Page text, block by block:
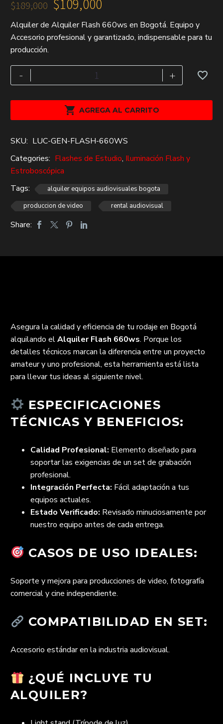
$189,000
precio
original
era:
$189,000.
$109,000
precio
actual
es:
$109,000.
Alquiler de Alquiler Flash 660ws en Bogotá. Equipo y
Accesorio profesional y garantizado, indispensable para tu
producción.
-
Alquiler
Flash
+
 AGREGA AL CARRITO
SKU: LUC-GEN-FLASH-660WS
Categories: Flashes de Estudio, Iluminación Flash y
Estroboscópica
Tags:
alquiler equipos audiovisuales bogota
produccion de video
rental audiovisual
Share:
Asegura la calidad y eficiencia de tu rodaje en Bogotá
alquilando elAlquiler Flash 660ws. Porque los
detalles técnicos marcan la diferencia entre un proyecto
amateur y uno profesional, esta herramienta está lista
para llevar tus ideas al siguiente nivel.
ESPECIFICACIONES
TÉCNICAS Y BENEFICIOS:
Calidad Profesional: Elemento diseñado para
soportar las exigencias de un set de grabación
profesional.
Integración Perfecta: Fácil adaptación a tus
equipos actuales.
Estado Verificado: Revisado minuciosamente por
nuestro equipo antes de cada entrega.
CASOS DE USO IDEALES:
Soporte y mejora para producciones de video, fotografía
comercial y cine independiente.
COMPATIBILIDAD EN SET:
Accesorio estándar en la industria audiovisual.
¿QUÉ INCLUYE TU
ALQUILER?